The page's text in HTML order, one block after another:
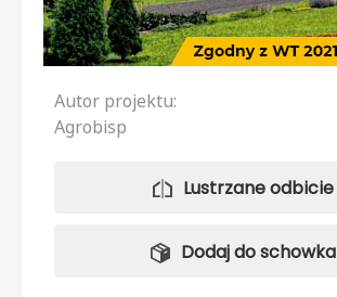
Autor projektu:
Agrobisp
Lustrzane odbicie
Dodaj do schowka